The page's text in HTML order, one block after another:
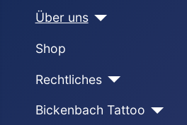
Über uns
Shop
Rechtliches
Bickenbach Tattoo